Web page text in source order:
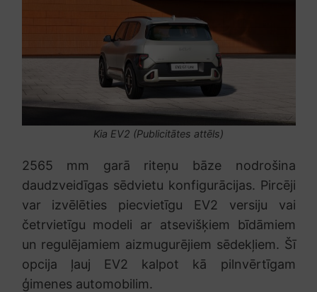
Kia EV2 (Publicitātes attēls)
2565 mm garā riteņu bāze nodrošina
daudzveidīgas sēdvietu konfigurācijas. Pircēji
var izvēlēties piecvietīgu EV2 versiju vai
četrvietīgu modeli ar atsevišķiem bīdāmiem
un regulējamiem aizmugurējiem sēdekļiem. Šī
opcija ļauj EV2 kalpot kā pilnvērtīgam
ģimenes automobilim.